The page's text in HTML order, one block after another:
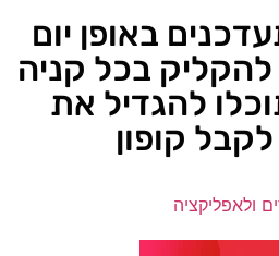
באופן יום
להקליק בכל קניה
להגדיל את
לקבל קופון
ולאפליקציה